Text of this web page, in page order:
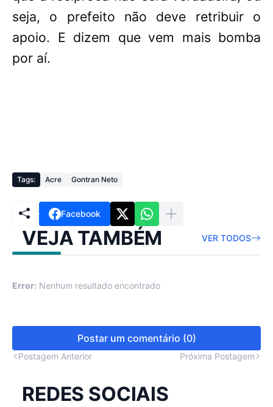
seja, o prefeito não deve retribuir o
apoio. E dizem que vem mais bomba
por aí.
Tags: Acre Gontran Neto
Facebook
VEJA TAMBÉM VER TODOS
Error: Nenhum resultado encontrado
Postar um comentário (0)
Postagem Anterior Próxima Postagem
REDES SOCIAIS